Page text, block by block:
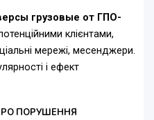
грузовые от ГПО-
клієнтами,
мережі, месенджери.
і ефект
ПОРУШЕННЯ